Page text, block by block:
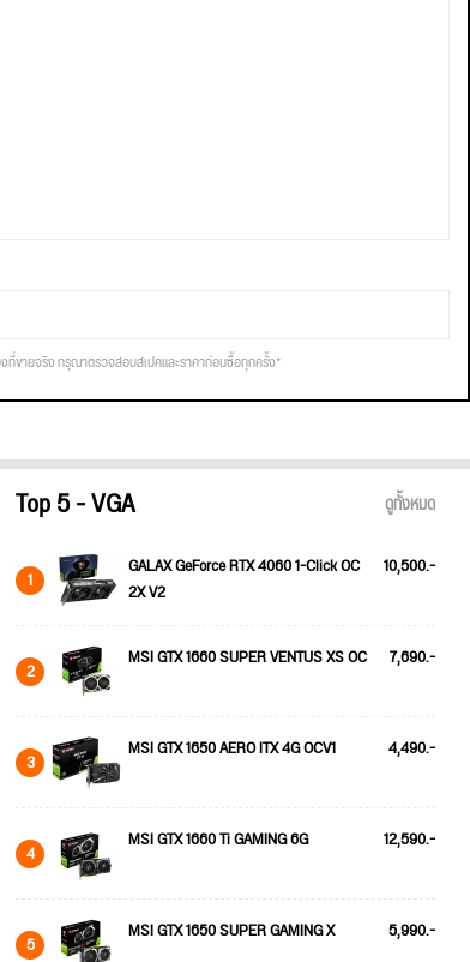
ที่ขายจริง กรุณาตรวจสอบสเปคและราคาก่อนซื้อทุกครั้ง*
Top 5 - VGA ดูทั้งหมด
1
GALAX GeForce RTX 4060 1-Click OC
2X V2
10,500.-
2 MSI GTX 1660 SUPER VENTUS XS OC 7,690.-
3 MSI GTX 1650 AERO ITX 4G OCV1 4,490.-
4 MSI GTX 1660 Ti GAMING 6G 12,590.-
5 MSI GTX 1650 SUPER GAMING X 5,990.-